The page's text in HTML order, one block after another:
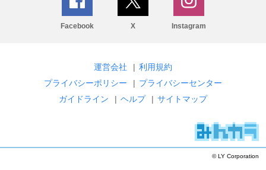
Facebook X Instagram
運営会社 | 利用規約
プライバシーポリシー
| プライバシーセンター
ガイドライン
| ヘルプ | サイトマップ
© LY Corporation